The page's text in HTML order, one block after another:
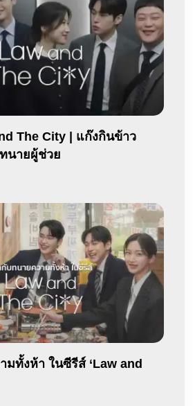
The City | แก๊งกินข้าว
นายผู้ช่วย
ทั้งห้า ในซีรีส์ ‘Law and